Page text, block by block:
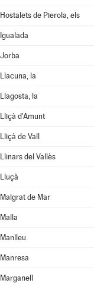
Hostalets de Pierola, els
Igualada
Jorba
Llacuna, la
Llagosta, la
Lliçà d'Amunt
Lliçà de Vall
Llinars del Vallès
Lluçà
Malgrat de Mar
Malla
Manlleu
Manresa
Marganell